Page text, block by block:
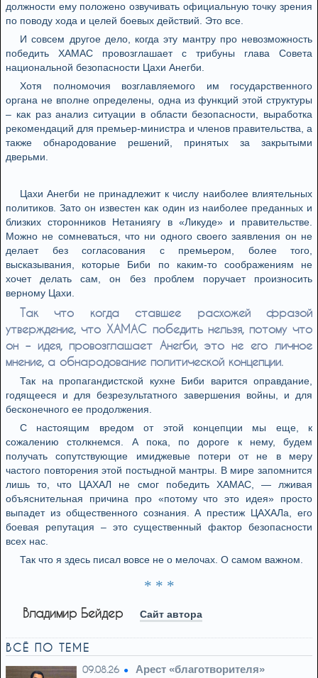
должности ему положено озвучивать официальную точку зрения
по поводу хода и целей боевых действий. Это все.
И совсем другое дело, когда эту мантру про невозможность
победить ХАМАС провозглашает с трибуны глава Совета
национальной безопасности Цахи Анегби.
Хотя полномочия возглавляемого им государственного
органа не вполне определены, одна из функций этой структуры
– как раз анализ ситуации в области безопасности, выработка
рекомендаций для премьер-министра и членов правительства, а
также обнародование решений, принятых за закрытыми
дверьми.
Цахи Анегби не принадлежит к числу наиболее влиятельных
политиков. Зато он известен как один из наиболее преданных и
близких сторонников Нетаниягу в «Ликуде» и правительстве.
Можно не сомневаться, что ни одного своего заявления он не
делает без согласования с премьером, более того,
высказывания, которые Биби по каким-то соображениям не
хочет делать сам, он без проблем поручает произносить
верному Цахи.
Так что когда ставшее расхожей фразой
утверждение, что ХАМАС победить нельзя, потому что
он – идея, провозглашает Анегби, это не его личное
мнение, а обнародование политической концепции.
Так на пропагандистской кухне Биби варится оправдание,
годящееся и для безрезультатного завершения войны, и для
бесконечного ее продолжения.
С настоящим вредом от этой концепции мы еще, к
сожалению столкнемся. А пока, по дороге к нему, будем
получать сопутствующие имиджевые потери от не в меру
частого повторения этой постыдной мантры. В мире запомнится
лишь то, что ЦАХАЛ не смог победить ХАМАС, — лживая
объяснительная причина про «потому что это идея» просто
выпадет из общественного сознания. А престиж ЦАХАЛа, его
боевая репутация – это существенный фактор безопасности
всех нас.
Так что я здесь писал вовсе не о мелочах. О самом важном.
* * *
Владимир Бейдер Сайт автора
ВСЁ ПО ТЕМЕ
09.08.26 Арест «благотворителя»